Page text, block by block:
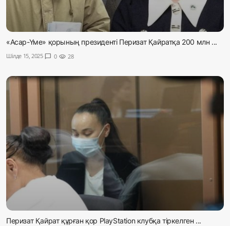
«Асар-Үме» қорының президенті Перизат Қайратқа 200 млн ...
Шілде 15, 2025 chat_bubble 0 visibility 28
Перизат Қайрат құрған қор PlayStation клубқа тіркелген ...